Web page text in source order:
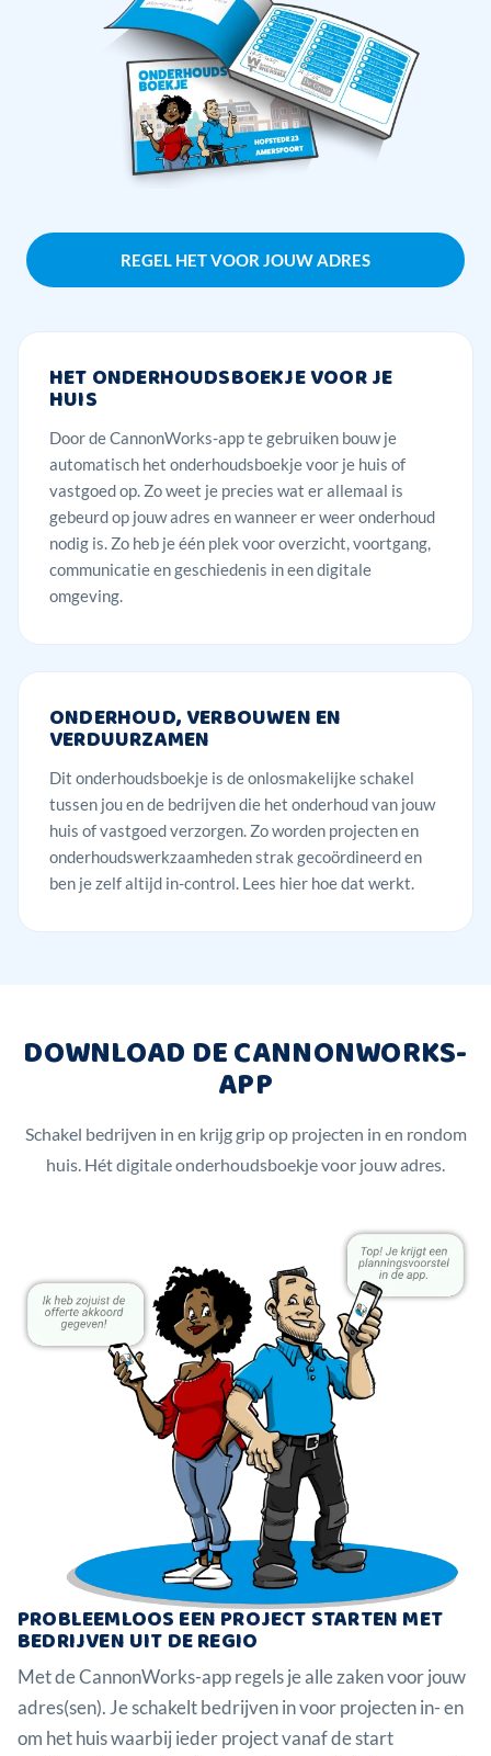
REGEL HET VOOR JOUW ADRES
HET ONDERHOUDSBOEKJE VOOR JE
HUIS
Door de CannonWorks-app te gebruiken bouw je
automatisch het onderhoudsboekje voor je huis of
vastgoed op. Zo weet je precies wat er allemaal is
gebeurd op jouw adres en wanneer er weer onderhoud
nodig is. Zo heb je één plek voor overzicht, voortgang,
communicatie en geschiedenis in een digitale
omgeving.
ONDERHOUD, VERBOUWEN EN
VERDUURZAMEN
Dit onderhoudsboekje is de onlosmakelijke schakel
tussen jou en de bedrijven die het onderhoud van jouw
huis of vastgoed verzorgen. Zo worden projecten en
onderhoudswerkzaamheden strak gecoördineerd en
ben je zelf altijd in-control. Lees hier hoe dat werkt.
DOWNLOAD DE CANNONWORKS-
APP
Schakel bedrijven in en krijg grip op projecten in en rondom
huis. Hét digitale onderhoudsboekje voor jouw adres.
PROBLEEMLOOS EEN PROJECT STARTEN MET
BEDRIJVEN UIT DE REGIO
Met de CannonWorks-app regels je alle zaken voor jouw
adres(sen). Je schakelt bedrijven in voor projecten in- en
om het huis waarbij ieder project vanaf de start